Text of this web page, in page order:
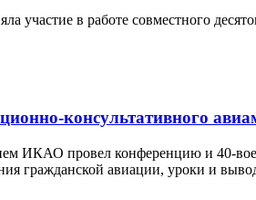
в работе совместного
консультативного
ИКАО провел конференцию и 40-
авиации, уроки и